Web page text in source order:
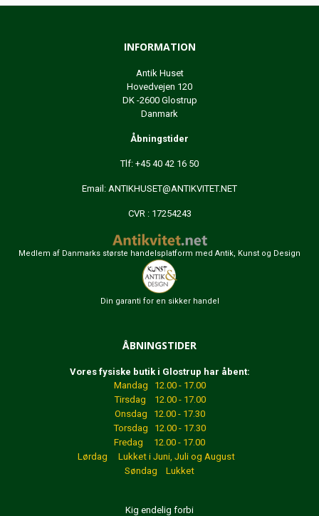
INFORMATION
Antik Huset
Hovedvejen 120
DK -2600 Glostrup
Danmark
Åbningstider
Tlf: +45 40 42 16 50
Email: ANTIKHUSET@ANTIKVITET.NET
CVR : 17254243
Medlem af Danmarks største handelsplatform med Antik, Kunst og Design
Din garanti for en sikker handel
ÅBNINGSTIDER
Vores fysiske butik i Glostrup har åbent:
Mandag 12.00 - 17.00
Tirsdag 12.00 - 17.00
Onsdag 12.00 - 17.30
Torsdag 12.00 - 17.30
Fredag 12.00 - 17.00
Lørdag Lukket i Juni, Juli og August
Søndag Lukket
Kig endelig forbi